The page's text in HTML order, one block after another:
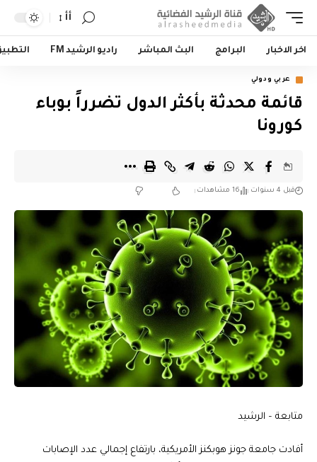
أأ
اخر الاخبار البرامج البث المباشر راديو الرشيد FM
عربي ودولي
قائمة محدثة بأكثر الدول تضرراً بوباء
كورونا
قبل 4 سنوات 16 مشاهدات
متابعة – الرشيد
أفادت جامعة جونز هوبكنز الأمريكية، بارتفاع إجمالي عدد الإصابات